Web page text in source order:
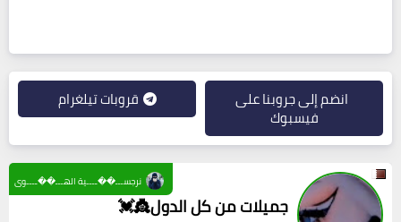
انضم إلى جروبنا على
فيسبوك
قروبات تيلغرام
جميلات من كل الدول👸💓
نرجســـ��ــــية الهـــ��ــــوى